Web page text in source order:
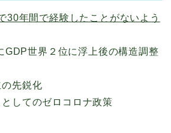
30年間で経験したことがないよう
GDP世界２位に浮上後の構造調整
先鋭化
してのゼロコロナ政策